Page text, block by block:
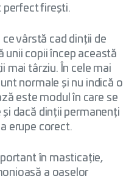
perfect firești.
vârstă cad dinții de
unii copii încep această
mai târziu. În cele mai
normale și nu indică o
este modul în care se
dacă dinții permanenți
erupe corect.
în masticație,
a oaselor